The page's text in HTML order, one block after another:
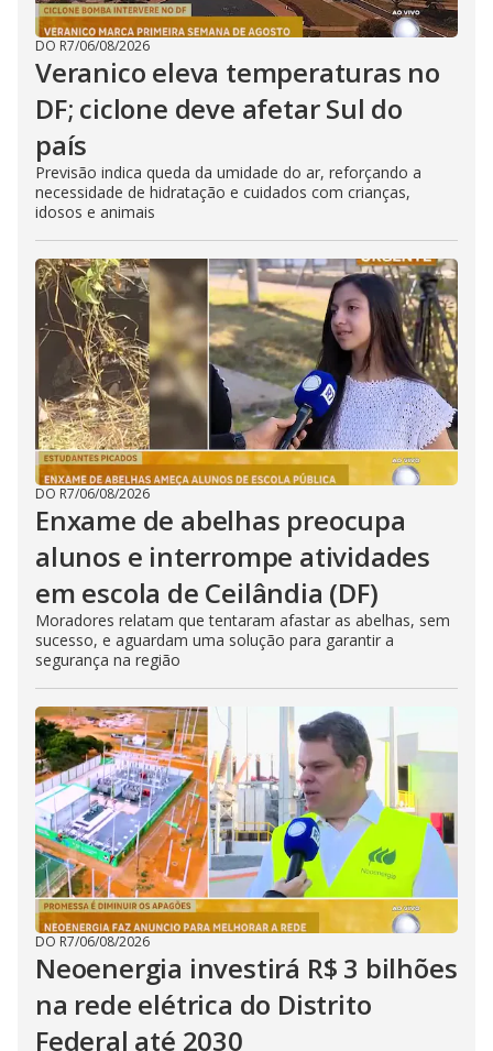
DO R7/06/08/2026
Veranico eleva temperaturas no
DF; ciclone deve afetar Sul do
país
Previsão indica queda da umidade do ar, reforçando a
necessidade de hidratação e cuidados com crianças,
idosos e animais
DO R7/06/08/2026
Enxame de abelhas preocupa
alunos e interrompe atividades
em escola de Ceilândia (DF)
Moradores relatam que tentaram afastar as abelhas, sem
sucesso, e aguardam uma solução para garantir a
segurança na região
DO R7/06/08/2026
Neoenergia investirá R$ 3 bilhões
na rede elétrica do Distrito
Federal até 2030